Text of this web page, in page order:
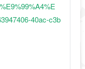
40ac-c3b